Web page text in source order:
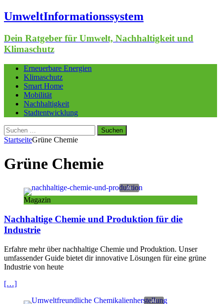
UmweltInformationssystem
Dein Ratgeber für Umwelt, Nachhaltigkeit und
Klimaschutz
Erneuerbare Energien
Klimaschutz
Smart Home
Mobilität
Nachhaltigkeit
Stadtentwicklung
Suchen
nach:
StartseiteGrüne Chemie
Grüne Chemie
Magazin
Nachhaltige Chemie und Produktion für die
Industrie
Erfahre mehr über nachhaltige Chemie und Produktion. Unser
umfassender Guide bietet dir innovative Lösungen für eine grüne
Industrie von heute
[…]